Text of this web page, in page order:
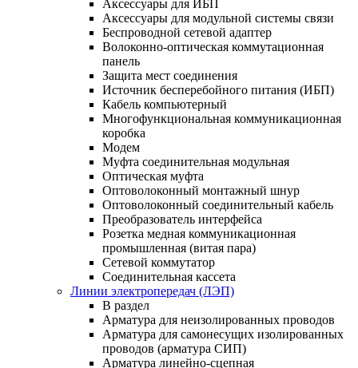
Аксессуары для ИБП
Аксессуары для модульной системы связи
Беспроводной сетевой адаптер
Волоконно-оптическая коммутационная
панель
Защита мест соединения
Источник бесперебойного питания (ИБП)
Кабель компьютерный
Многофункциональная коммуникационная
коробка
Модем
Муфта соединительная модульная
Оптическая муфта
Оптоволоконный монтажный шнур
Оптоволоконный соединительный кабель
Преобразователь интерфейса
Розетка медная коммуникационная
промышленная (витая пара)
Сетевой коммутатор
Соединительная кассета
Линии электропередач (ЛЭП)
В раздел
Арматура для неизолированных проводов
Арматура для самонесущих изолированных
проводов (арматура СИП)
Арматура линейно-сцепная